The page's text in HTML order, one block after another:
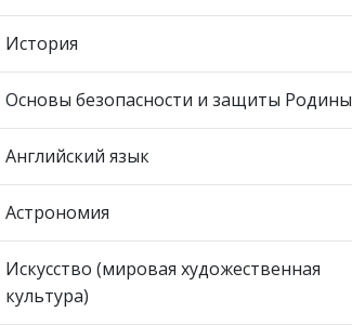
История
Основы безопасности и защиты Родины
Английский язык
Астрономия
Искусство (мировая художественная
культура)